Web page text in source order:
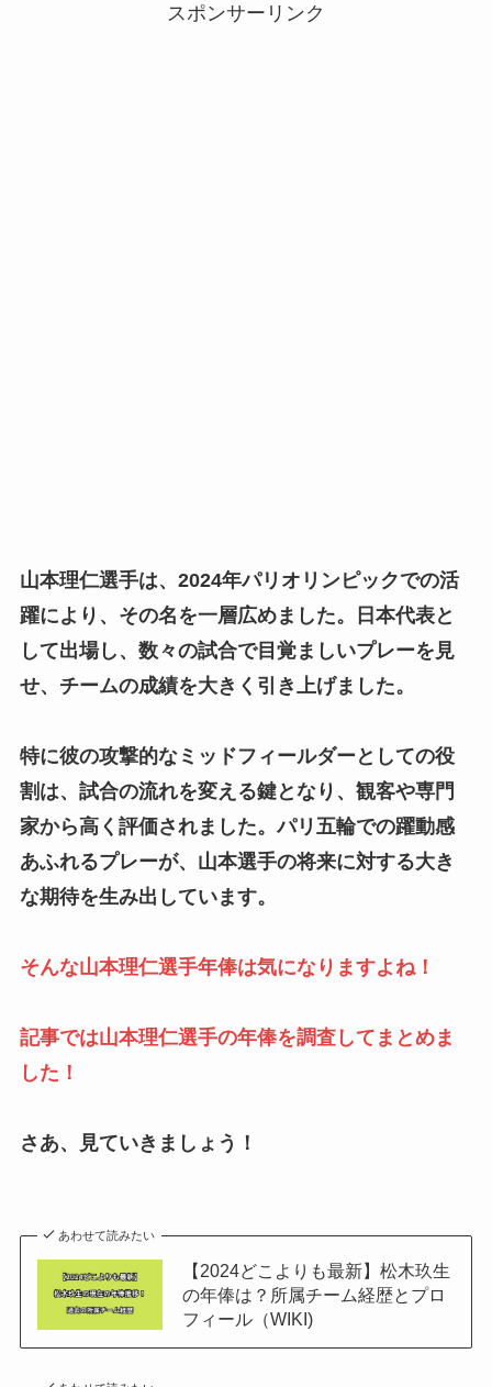
スポンサーリンク
山本理仁選手は、2024年パリオリンピックでの活
躍により、その名を一層広めました。日本代表と
して出場し、数々の試合で目覚ましいプレーを見
せ、チームの成績を大きく引き上げました。
特に彼の攻撃的なミッドフィールダーとしての役
割は、試合の流れを変える鍵となり、観客や専門
家から高く評価されました。パリ五輪での躍動感
あふれるプレーが、山本選手の将来に対する大き
な期待を生み出しています。
そんな山本理仁選手年俸は気になりますよね！
記事では山本理仁選手の年俸を調査してまとめま
した！
さあ、見ていきましょう！
あわせて読みたい
【2024どこよりも最新】松木玖生
の年俸は？所属チーム経歴とプロ
フィール（WIKI)